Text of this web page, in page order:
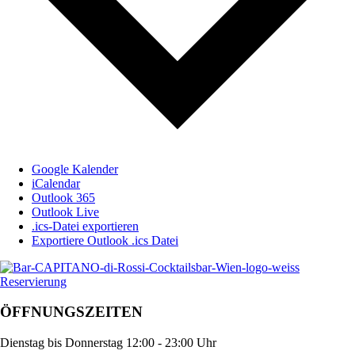
Google Kalender
iCalendar
Outlook 365
Outlook Live
.ics-Datei exportieren
Exportiere Outlook .ics Datei
Reservierung
ÖFFNUNGSZEITEN
Dienstag bis Donnerstag 12:00 - 23:00 Uhr